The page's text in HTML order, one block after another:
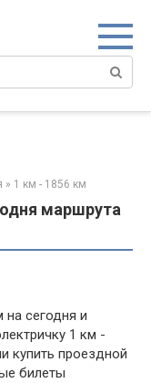
» 1 км - 1856 км
маршрута
на сегодня и
1 км -
купить проездной
билеты